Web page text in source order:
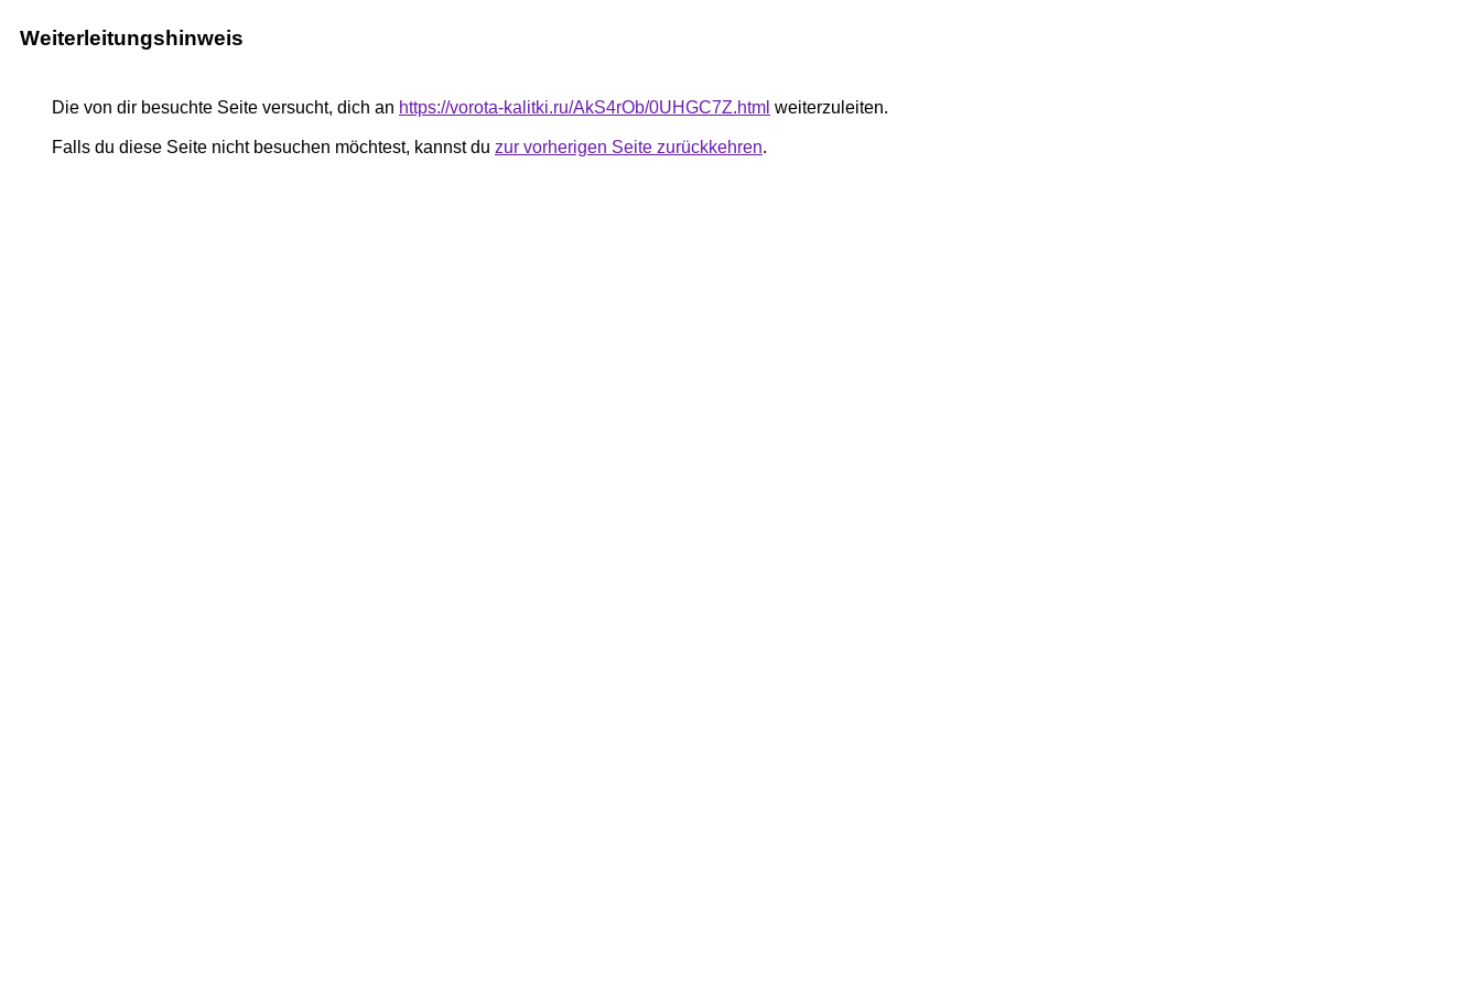
Weiterleitungshinweis
Die von dir besuchte Seite versucht, dich an https://vorota-kalitki.ru/AkS4rOb/0UHGC7Z.html weiterzuleiten.
Falls du diese Seite nicht besuchen möchtest, kannst du zur vorherigen Seite zurückkehren.